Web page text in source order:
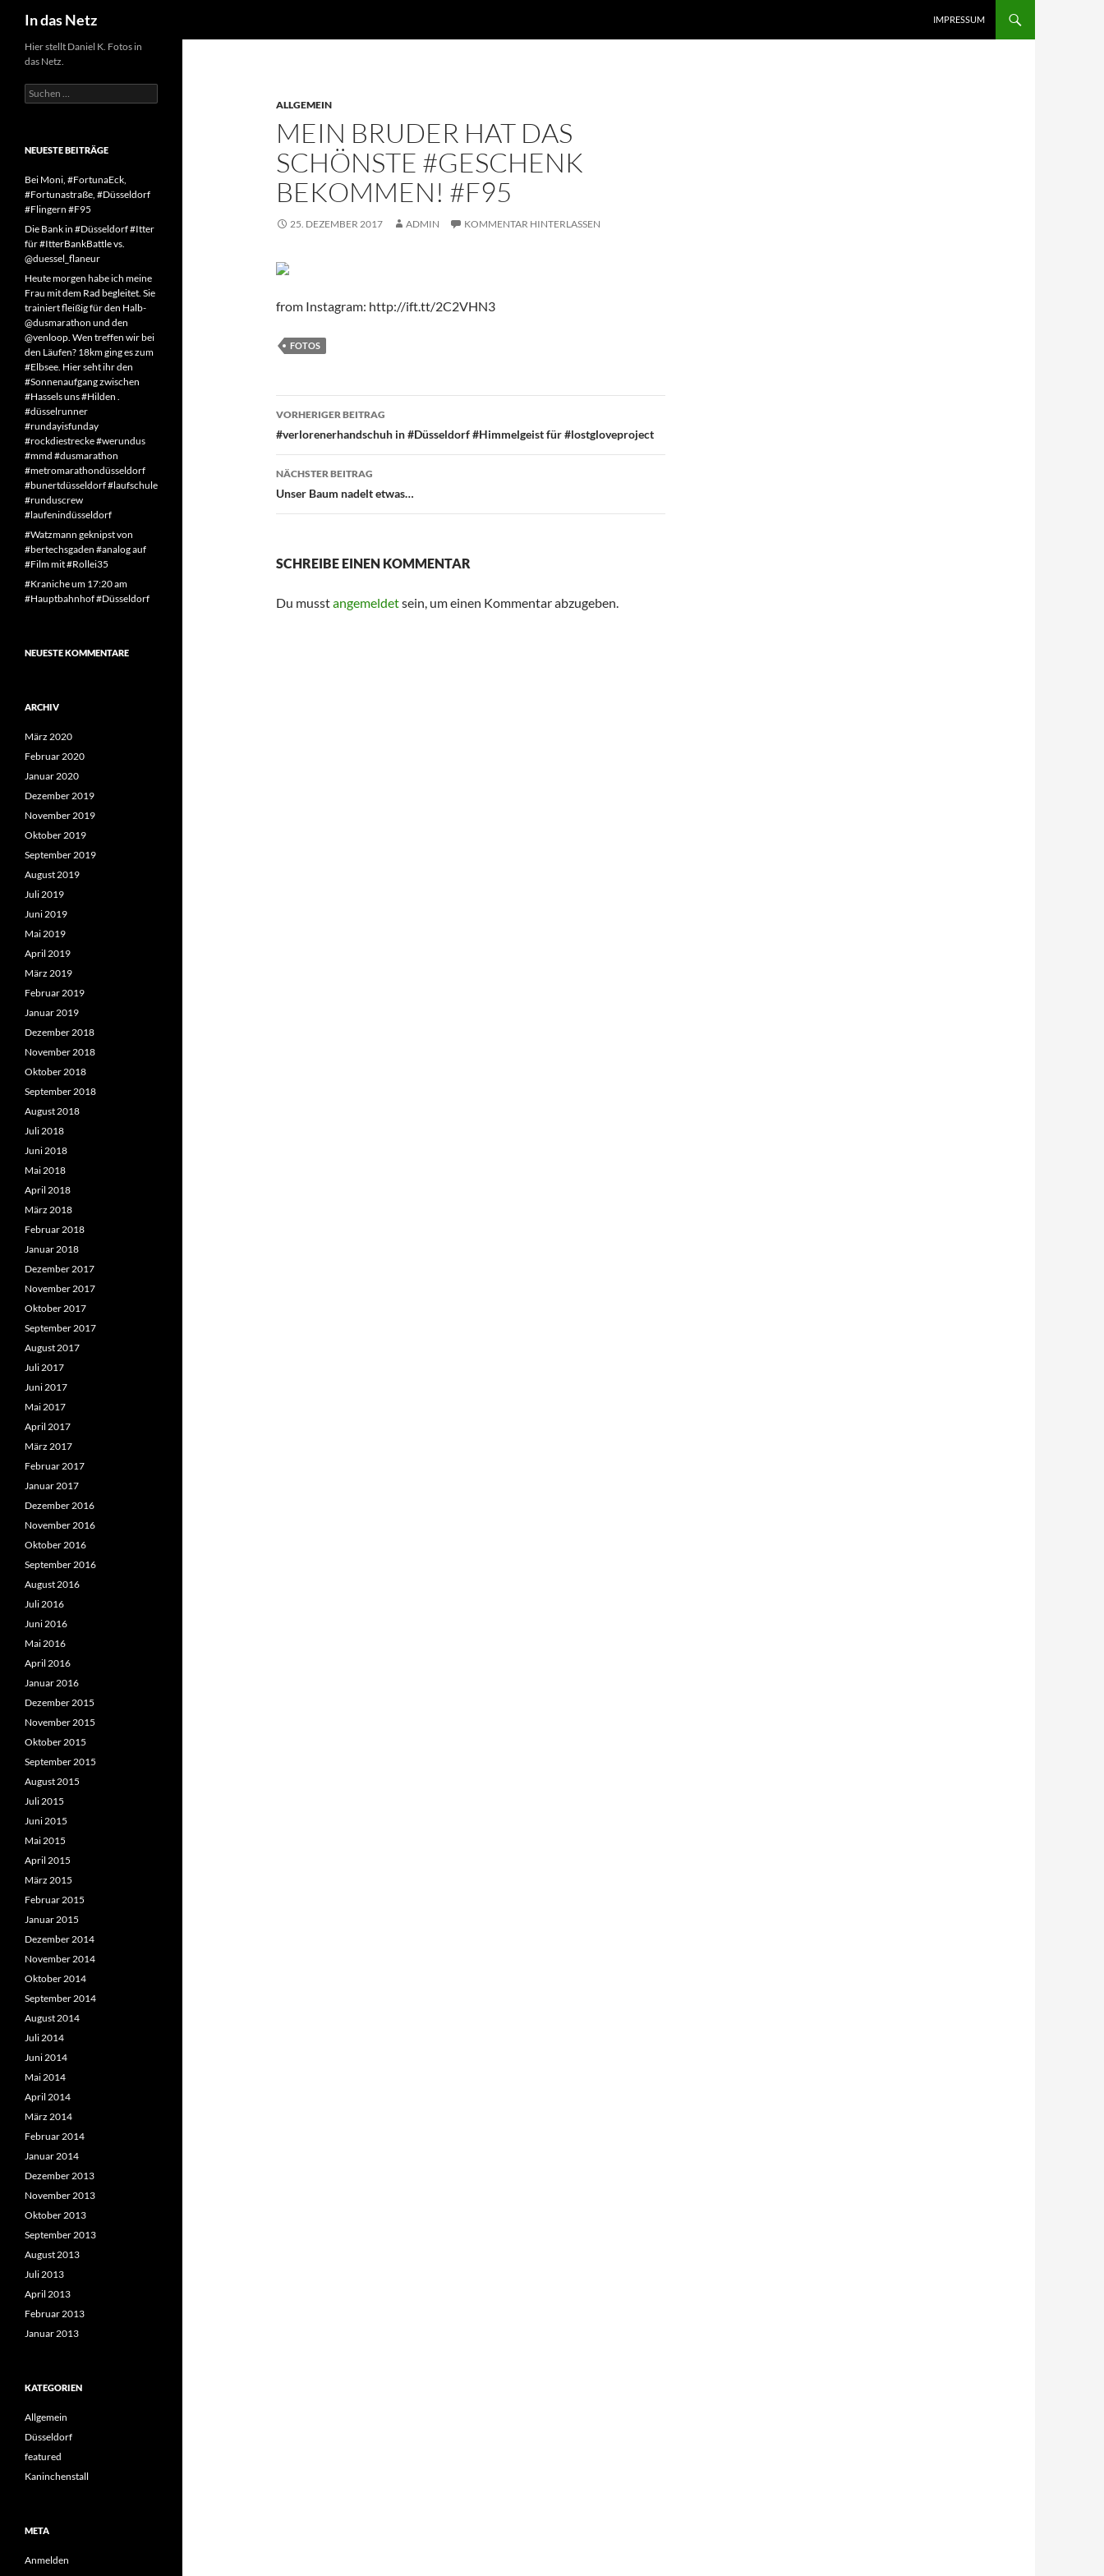
Inhalt
springen
In das Netz IMPRESSUM
ALLGEMEIN
MEIN BRUDER HAT DAS
SCHÖNSTE #GESCHENK
BEKOMMEN! #F95
25. DEZEMBER 2017 ADMIN KOMMENTAR HINTERLASSEN
from Instagram: http://ift.tt/2C2VHN3
FOTOS
Beitragsnavigation
VORHERIGER BEITRAG
#verlorenerhandschuh in #Düsseldorf #Himmelgeist für #lostgloveproject
NÄCHSTER BEITRAG
Unser Baum nadelt etwas…
SCHREIBE EINEN KOMMENTAR
Du musstangemeldetsein, um einen Kommentar abzugeben.
Hier stellt Daniel K. Fotos in
das Netz.
Suchen
nach:
NEUESTE BEITRÄGE
Bei Moni, #FortunaEck,
#Fortunastraße, #Düsseldorf
#Flingern #F95
Die Bank in #Düsseldorf #Itter
für #ItterBankBattle vs.
@duessel_flaneur
Heute morgen habe ich meine
Frau mit dem Rad begleitet. Sie
trainiert fleißig für den Halb-
@dusmarathon und den
@venloop. Wen treffen wir bei
den Läufen? 18km ging es zum
#Elbsee. Hier seht ihr den
#Sonnenaufgang zwischen
#Hassels uns #Hilden .
#düsselrunner
#rundayisfunday
#rockdiestrecke #werundus
#mmd #dusmarathon
#metromarathondüsseldorf
#bunertdüsseldorf #laufschule
#runduscrew
#laufenindüsseldorf
#Watzmann geknipst von
#bertechsgaden #analog auf
#Film mit #Rollei35
#Kraniche um 17:20 am
#Hauptbahnhof #Düsseldorf
NEUESTE KOMMENTARE
ARCHIV
März 2020
Februar 2020
Januar 2020
Dezember 2019
November 2019
Oktober 2019
September 2019
August 2019
Juli 2019
Juni 2019
Mai 2019
April 2019
März 2019
Februar 2019
Januar 2019
Dezember 2018
November 2018
Oktober 2018
September 2018
August 2018
Juli 2018
Juni 2018
Mai 2018
April 2018
März 2018
Februar 2018
Januar 2018
Dezember 2017
November 2017
Oktober 2017
September 2017
August 2017
Juli 2017
Juni 2017
Mai 2017
April 2017
März 2017
Februar 2017
Januar 2017
Dezember 2016
November 2016
Oktober 2016
September 2016
August 2016
Juli 2016
Juni 2016
Mai 2016
April 2016
Januar 2016
Dezember 2015
November 2015
Oktober 2015
September 2015
August 2015
Juli 2015
Juni 2015
Mai 2015
April 2015
März 2015
Februar 2015
Januar 2015
Dezember 2014
November 2014
Oktober 2014
September 2014
August 2014
Juli 2014
Juni 2014
Mai 2014
April 2014
März 2014
Februar 2014
Januar 2014
Dezember 2013
November 2013
Oktober 2013
September 2013
August 2013
Juli 2013
April 2013
Februar 2013
Januar 2013
KATEGORIEN
Allgemein
Düsseldorf
featured
Kaninchenstall
META
Anmelden